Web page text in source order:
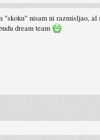
nisam ni razmisljao,
dream team